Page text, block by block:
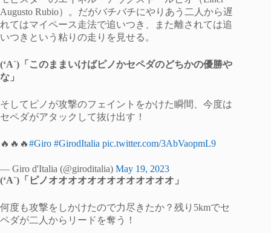
Augusto Rubio）。だがバチバチにやりあう二人から遅
れてはマイペース走法で追いつき、また離されては追
いつきという粘りの走りを見せる。
(‘A`)「このままいけばピノかセペダのどちかの優勝や
な」
そしてピノが攻撃のフェイントをかけた瞬間、今度は
セペダがアタックして抜け出す！
🔥🔥🔥#Giro #GirodItalia pic.twitter.com/3AbVaopmL9
— Giro d'Italia (@giroditalia) May 19, 2023
(‘A`)「ピノオオオオオオオオオオオオオ」
何度も攻撃をしかけたので力尽きたか？残り5kmでセ
ペダが二人からリードを奪う！